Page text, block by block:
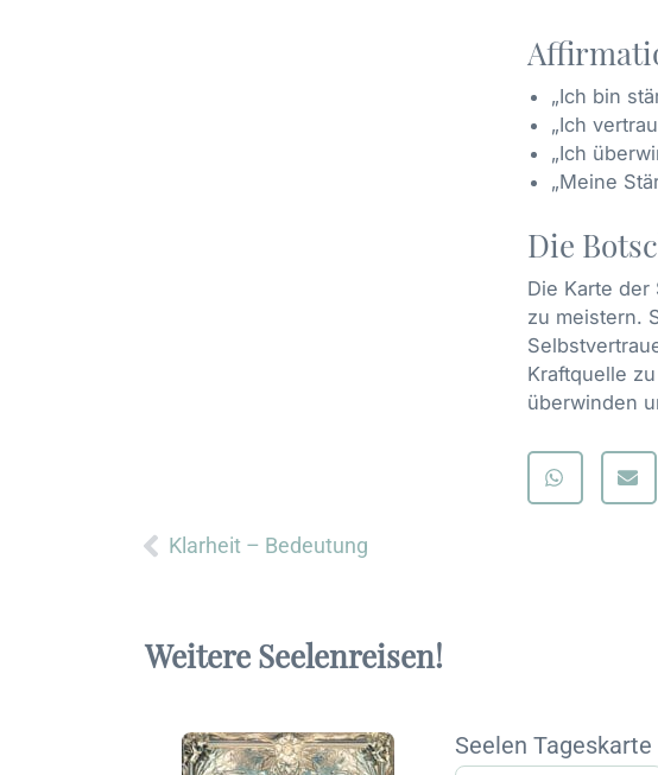
„Ich bin
„Ich
„Ich
„Meine
Die
Die Karte
zu meistern.
Kraftquelle
überwinden
Zurück
Klarheit – Bedeutung
Weitere Seelenreisen!
Seelen Tageskarte